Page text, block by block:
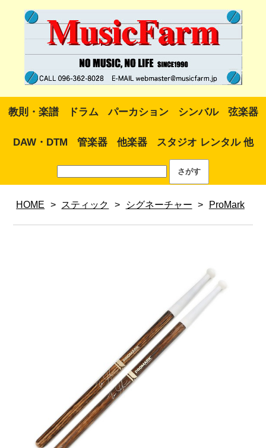
教則・楽譜 ドラム パーカション シンバル 弦楽器
DAW・DTM 管楽器 他楽器 スタジオ レンタル 他
HOME > スティック > シグネーチャー > ProMark